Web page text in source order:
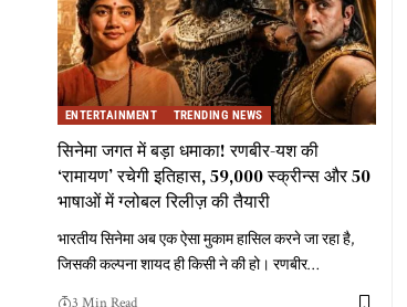
ENTERTAINMENT TRENDING NEWS
सिनेमा जगत में बड़ा धमाका! रणबीर-यश की
‘रामायण’ रचेगी इतिहास, 59,000 स्क्रीन्स और 50
भाषाओं में ग्लोबल रिलीज़ की तैयारी
भारतीय सिनेमा अब एक ऐसा मुकाम हासिल करने जा रहा है,
जिसकी कल्पना शायद ही किसी ने की हो। रणबीर…
3 Min Read